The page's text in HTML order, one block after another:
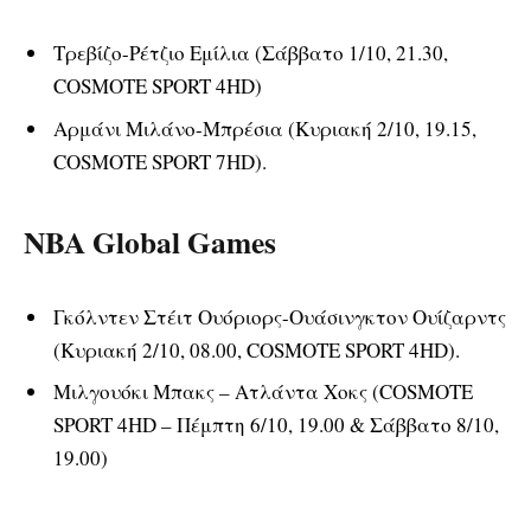
Τρεβίζο-Ρέτζιο Εμίλια (Σάββατο 1/10, 21.30,
COSMOTE SPORT 4HD)
Αρμάνι Μιλάνο-Μπρέσια (Κυριακή 2/10, 19.15,
COSMOTE SPORT 7HD).
NBA Global Games
Γκόλντεν Στέιτ Ουόριορς-Ουάσινγκτον Ουίζαρντς
(Κυριακή 2/10, 08.00, COSMOTE SPORT 4HD).
Μιλγουόκι Μπακς – Ατλάντα Χοκς (COSMOTE
SPORT 4HD – Πέμπτη 6/10, 19.00 & Σάββατο 8/10,
19.00)